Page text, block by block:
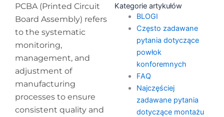
PCBA (Printed Circuit
Board Assembly) refers
to the systematic
monitoring,
management, and
adjustment of
manufacturing
processes to ensure
consistent quality and
Kategorie artykułów
BLOGI
Często zadawane
pytania dotyczące
powłok
konforemnych
FAQ
Najczęściej
zadawane pytania
dotyczące montażu